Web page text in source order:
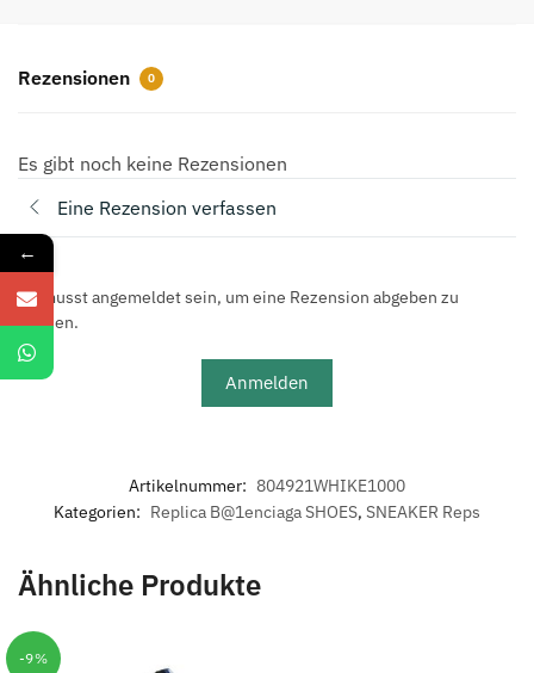
Rezensionen 0
Es gibt noch keine Rezensionen
Eine Rezension verfassen
Du musst angemeldet sein, um eine Rezension abgeben zu
können.
Anmelden
Artikelnummer: 804921WHIKE1000
Kategorien: Replica B@1enciaga SHOES, SNEAKER Reps
Ähnliche Produkte
-9%
←